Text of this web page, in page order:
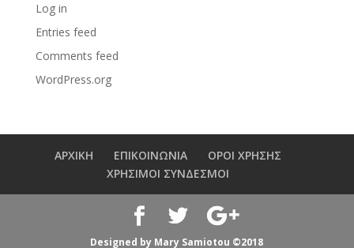
Log in
Entries feed
Comments feed
WordPress.org
ΑΡΧΙΚΗ ΕΠΙΚΟΙΝΩΝΙΑ
ΟΡΟΙ ΧΡΗΣΗΣ
ΧΡΗΣΙΜΟΙ ΣΥΝΔΕΣΜΟΙ
Designed by Mary Samiotou ©2018